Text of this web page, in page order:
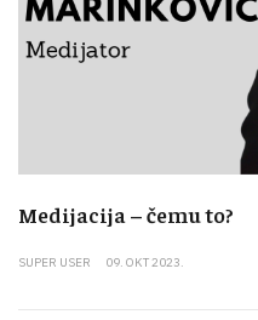
Medijacija – čemu to?
SUPER USER 09. OKT 2023.